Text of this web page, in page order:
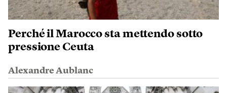
Perché il Marocco sta mettendo sotto
pressione Ceuta
Alexandre Aublanc